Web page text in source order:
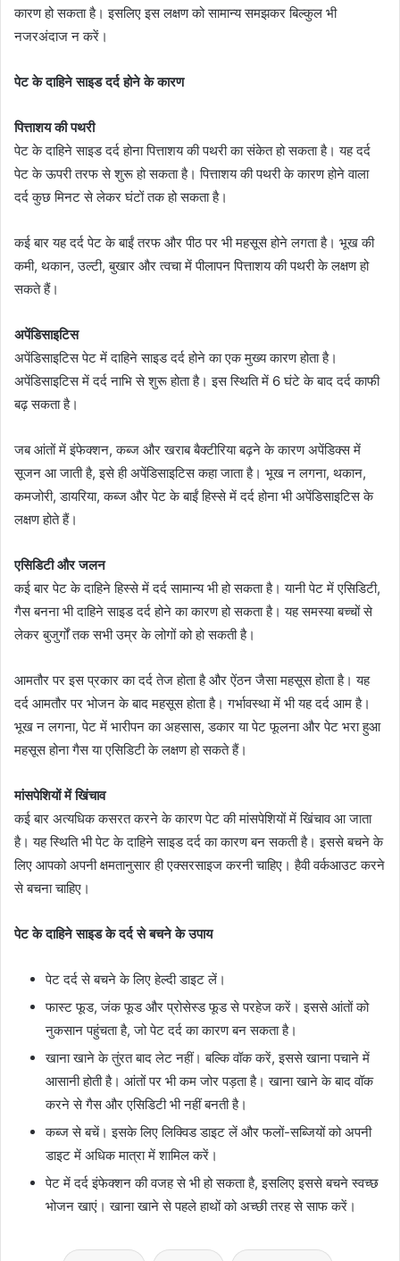
कारण हो सकता है। इसलिए इस लक्षण को सामान्य समझकर बिल्कुल भी
नजरअंदाज न करें।
पेट के दाहिने साइड दर्द होने के कारण
पित्ताशय की पथरी
पेट के दाहिने साइड दर्द होना पित्ताशय की पथरी का संकेत हो सकता है। यह दर्द
पेट के ऊपरी तरफ से शुरू हो सकता है। पित्ताशय की पथरी के कारण होने वाला
दर्द कुछ मिनट से लेकर घंटों तक हो सकता है।
कई बार यह दर्द पेट के बाईं तरफ और पीठ पर भी महसूस होने लगता है। भूख की
कमी, थकान, उल्टी, बुखार और त्वचा में पीलापन पित्ताशय की पथरी के लक्षण हो
सकते हैं।
अपेंडिसाइटिस
अपेंडिसाइटिस पेट में दाहिने साइड दर्द होने का एक मुख्य कारण होता है।
अपेंडिसाइटिस में दर्द नाभि से शुरू होता है। इस स्थिति में 6 घंटे के बाद दर्द काफी
बढ़ सकता है।
जब आंतों में इंफेक्शन, कब्ज और खराब बैक्टीरिया बढ़ने के कारण अपेंडिक्स में
सूजन आ जाती है, इसे ही अपेंडिसाइटिस कहा जाता है। भूख न लगना, थकान,
कमजोरी, डायरिया, कब्ज और पेट के बाईं हिस्से में दर्द होना भी अपेंडिसाइटिस के
लक्षण होते हैं।
एसिडिटी और जलन
कई बार पेट के दाहिने हिस्से में दर्द सामान्य भी हो सकता है। यानी पेट में एसिडिटी,
गैस बनना भी दाहिने साइड दर्द होने का कारण हो सकता है। यह समस्या बच्चों से
लेकर बुजुर्गों तक सभी उम्र के लोगों को हो सकती है।
आमतौर पर इस प्रकार का दर्द तेज होता है और ऐंठन जैसा महसूस होता है। यह
दर्द आमतौर पर भोजन के बाद महसूस होता है। गर्भावस्था में भी यह दर्द आम है।
भूख न लगना, पेट में भारीपन का अहसास, डकार या पेट फूलना और पेट भरा हुआ
महसूस होना गैस या एसिडिटी के लक्षण हो सकते हैं।
मांसपेशियों में खिंचाव
कई बार अत्यधिक कसरत करने के कारण पेट की मांसपेशियों में खिंचाव आ जाता
है। यह स्थिति भी पेट के दाहिने साइड दर्द का कारण बन सकती है। इससे बचने के
लिए आपको अपनी क्षमतानुसार ही एक्सरसाइज करनी चाहिए। हैवी वर्कआउट करने
से बचना चाहिए।
पेट के दाहिने साइड के दर्द से बचने के उपाय
पेट दर्द से बचने के लिए हेल्दी डाइट लें।
फास्ट फूड, जंक फूड और प्रोसेस्ड फूड से परहेज करें। इससे आंतों को
नुकसान पहुंचता है, जो पेट दर्द का कारण बन सकता है।
खाना खाने के तुंरत बाद लेट नहीं। बल्कि वॉक करें, इससे खाना पचाने में
आसानी होती है। आंतों पर भी कम जोर पड़ता है। खाना खाने के बाद वॉक
करने से गैस और एसिडिटी भी नहीं बनती है।
कब्ज से बचें। इसके लिए लिक्विड डाइट लें और फलों-सब्जियों को अपनी
डाइट में अधिक मात्रा में शामिल करें।
पेट में दर्द इंफेक्शन की वजह से भी हो सकता है, इसलिए इससे बचने स्वच्छ
भोजन खाएं। खाना खाने से पहले हाथों को अच्छी तरह से साफ करें।